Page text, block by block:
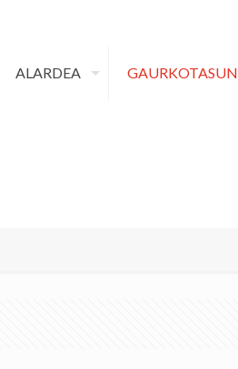
ALARDEA GAURKOTASUN